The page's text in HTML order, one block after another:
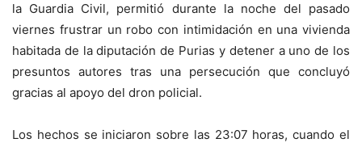
la Guardia Civil, permitió durante la noche del pasado
viernes frustrar un robo con intimidación en una vivienda
habitada de la diputación de Purias y detener a uno de los
presuntos autores tras una persecución que concluyó
gracias al apoyo del dron policial.
Los hechos se iniciaron sobre las 23:07 horas, cuando el